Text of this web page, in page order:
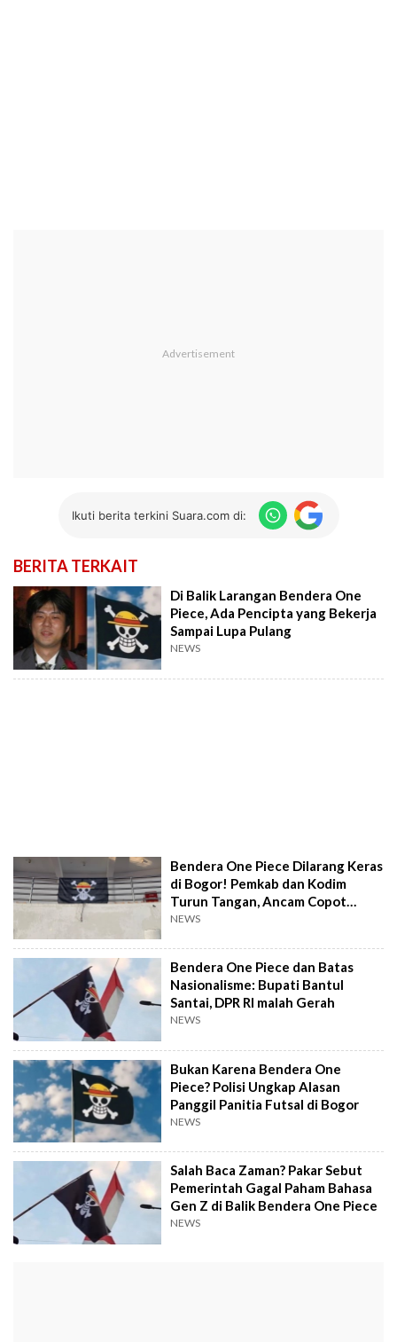
Ikuti berita terkini Suara.com di:
BERITA TERKAIT
Di Balik Larangan Bendera One
Piece, Ada Pencipta yang Bekerja
Sampai Lupa Pulang
NEWS
Bendera One Piece Dilarang Keras
di Bogor! Pemkab dan Kodim
Turun Tangan, Ancam Copot
Paksa
NEWS
Bendera One Piece dan Batas
Nasionalisme: Bupati Bantul
Santai, DPR RI malah Gerah
NEWS
Bukan Karena Bendera One
Piece? Polisi Ungkap Alasan
Panggil Panitia Futsal di Bogor
NEWS
Salah Baca Zaman? Pakar Sebut
Pemerintah Gagal Paham Bahasa
Gen Z di Balik Bendera One Piece
NEWS